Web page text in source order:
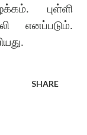
புள்ளி
எனப்படும்.
SHARE